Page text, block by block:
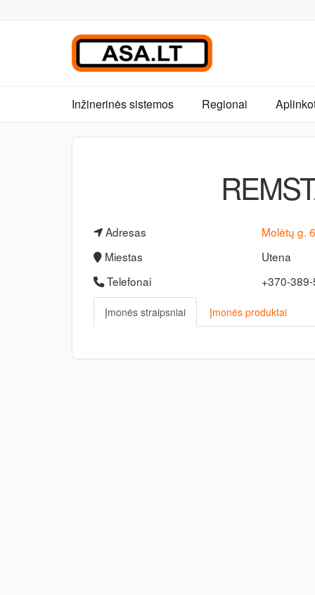
Inžinerinės sistemos Regionai
Adresas
Molėtų g.
Miestas
Utena
Telefonai
+370-
Įmonės straipsniai Įmonės produktai